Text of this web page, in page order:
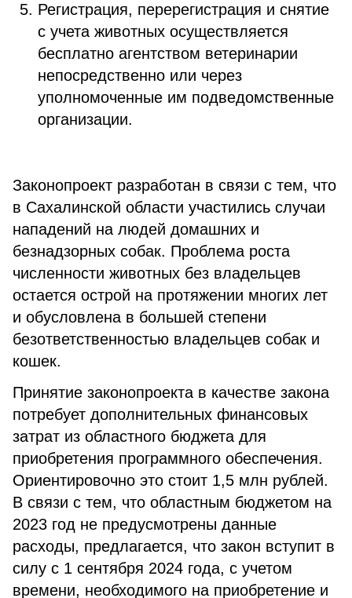
Регистрация, перерегистрация и снятие
с учета животных осуществляется
бесплатно агентством ветеринарии
непосредственно или через
уполномоченные им подведомственные
организации.
Законопроект разработан в связи с тем, что
в Сахалинской области участились случаи
нападений на людей домашних и
безнадзорных собак. Проблема роста
численности животных без владельцев
остается острой на протяжении многих лет
и обусловлена в большей степени
безответственностью владельцев собак и
кошек.
Принятие законопроекта в качестве закона
потребует дополнительных финансовых
затрат из областного бюджета для
приобретения программного обеспечения.
Ориентировочно это стоит 1,5 млн рублей.
В связи с тем, что областным бюджетом на
2023 год не предусмотрены данные
расходы, предлагается, что закон вступит в
силу с 1 сентября 2024 года, с учетом
времени, необходимого на приобретение и